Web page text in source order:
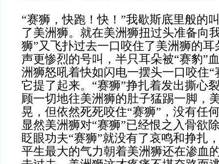
“赛狮，快跑！快！”我歇斯底里般的
了美洲狮。就在美洲狮扭过头准备向
狮”又飞扑过去一口咬住了美洲狮的
声更惨烈的号叫，半只耳朵被“赛豹”
洲狮怒吼着快如闪电一摆头一口咬住“
它提了起来。“赛狮”挣扎着发出撕心
顾一切地往美洲狮的肚子猛踢一脚，
晃，但依然死死咬住“赛狮”，没有任
显然美洲狮对“赛狮”已经恨之入骨欲
眨眼功夫“赛狮”就没有了哀鸣和挣扎
平生最大的气力朝着美洲狮还在渗血